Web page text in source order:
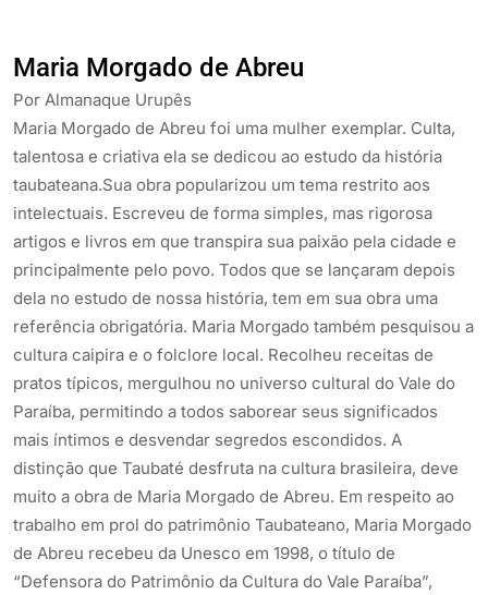
Maria Morgado de Abreu
Por Almanaque Urupês
Maria Morgado de Abreu foi uma mulher exemplar. Culta,
talentosa e criativa ela se dedicou ao estudo da história
taubateana.Sua obra popularizou um tema restrito aos
intelectuais. Escreveu de forma simples, mas rigorosa
artigos e livros em que transpira sua paixão pela cidade e
principalmente pelo povo. Todos que se lançaram depois
dela no estudo de nossa história, tem em sua obra uma
referência obrigatória. Maria Morgado também pesquisou a
cultura caipira e o folclore local. Recolheu receitas de
pratos típicos, mergulhou no universo cultural do Vale do
Paraíba, permitindo a todos saborear seus significados
mais íntimos e desvendar segredos escondidos. A
distinção que Taubaté desfruta na cultura brasileira, deve
muito a obra de Maria Morgado de Abreu. Em respeito ao
trabalho em prol do patrimônio Taubateano, Maria Morgado
de Abreu recebeu da Unesco em 1998, o título de
“Defensora do Patrimônio da Cultura do Vale Paraíba”,